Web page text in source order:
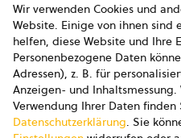
AGB
AGB
Wir verwenden Cookies und
Website. Einige von ihnen sind
helfen, diese Website und Ihre
Personenbezogene Daten
Adressen), z. B. für
Anzeigen- und Inhaltsmessung.
Verwendung Ihrer Daten finden
Datenschutzerklärung. Sie